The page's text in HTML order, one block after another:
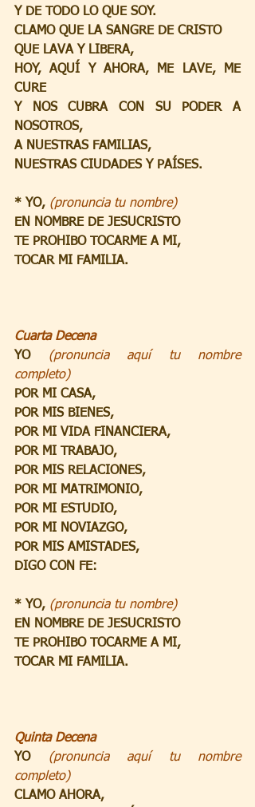
Y DE TODO LO QUE SOY.
CLAMO QUE LA SANGRE DE CRISTO
QUE LAVA Y LIBERA,
HOY, AQUÍ Y AHORA, ME LAVE, ME
CURE
Y NOS CUBRA CON SU PODER A
NOSOTROS,
A NUESTRAS FAMILIAS,
NUESTRAS CIUDADES Y PAÍSES.
* YO, (pronuncia tu nombre)
EN NOMBRE DE JESUCRISTO
TE PROHIBO TOCARME A MI,
TOCAR MI FAMILIA.
Cuarta Decena
YO (pronuncia aquí tu nombre
completo)
POR MI CASA,
POR MIS BIENES,
POR MI VIDA FINANCIERA,
POR MI TRABAJO,
POR MIS RELACIONES,
POR MI MATRIMONIO,
POR MI ESTUDIO,
POR MI NOVIAZGO,
POR MIS AMISTADES,
DIGO CON FE:
* YO, (pronuncia tu nombre)
EN NOMBRE DE JESUCRISTO
TE PROHIBO TOCARME A MI,
TOCAR MI FAMILIA.
Quinta Decena
YO (pronuncia aquí tu nombre
completo)
CLAMO AHORA,